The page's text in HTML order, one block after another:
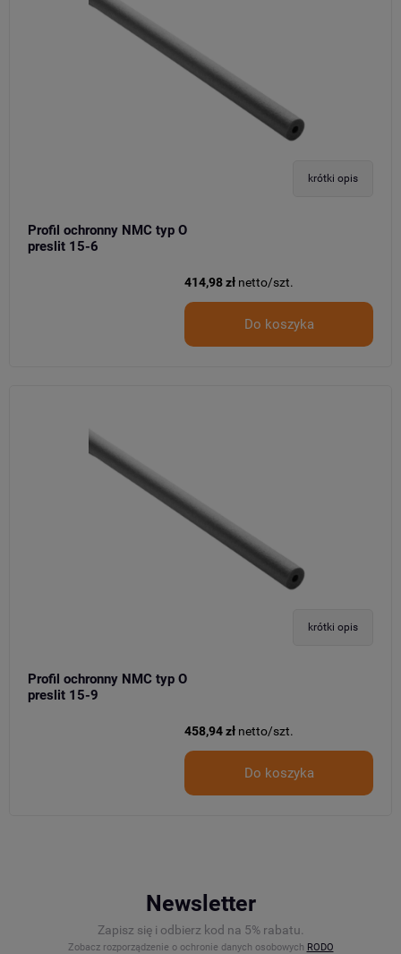
krótki opis
Profil ochronny NMC typ O
preslit 15-6
414,98 zł netto/szt.
Do koszyka
krótki opis
Profil ochronny NMC typ O
preslit 15-9
458,94 zł netto/szt.
Do koszyka
Newsletter
Zapisz się i odbierz kod na 5% rabatu.
Zobacz rozporządzenie o ochronie danych osobowych RODO